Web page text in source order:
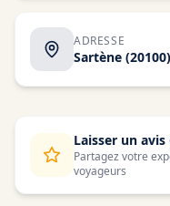
ADRESSE
Sartène (20100)
Laisser un avis
Partagez votre
voyageurs